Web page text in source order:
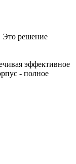
Это решение
эффективное
- полное